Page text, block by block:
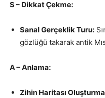
S – Dikkat Çekme:
Sanal Gerçeklik Turu:
gözlüğü takarak antik
A – Anlama:
Zihin Haritası